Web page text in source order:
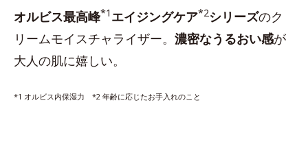
オルビス最高峰*1 エイジングケア*2シリーズのク
リームモイスチャライザー。 濃密なうるおい感が
大人の肌に嬉しい。
*1 オルビス内保湿力 *2 年齢に応じたお手入れのこと